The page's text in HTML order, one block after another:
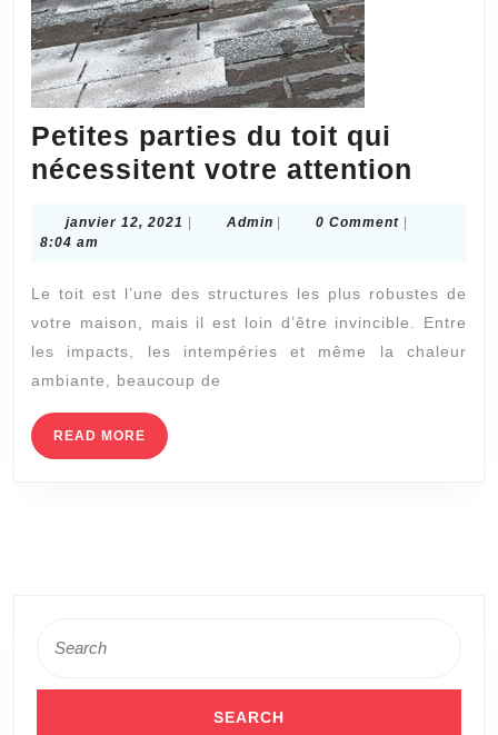
Petites parties du toit qui
nécessitent votre attention
qui
janvier 12, 2021 janvierAdminAdmin0 Comment
8:04 am
Le toit est l’une des structures les plus robustes de
votre maison, mais il est loin d’être invincible. Entre
les impacts, les intempéries et même la chaleur
ambiante, beaucoup de
READ MORE READ
MORE
for: